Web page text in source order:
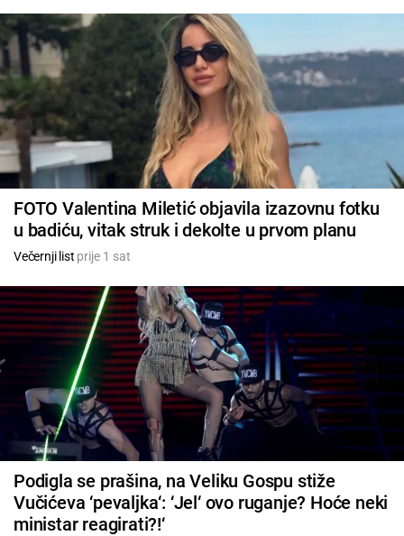
FOTO Valentina Miletić objavila izazovnu fotku
u badiću, vitak struk i dekolte u prvom planu
Večernji list prije 1 sat
Podigla se prašina, na Veliku Gospu stiže
Vučićeva ‘pevaljka‘: ‘Jel‘ ovo ruganje? Hoće neki
ministar reagirati?!‘